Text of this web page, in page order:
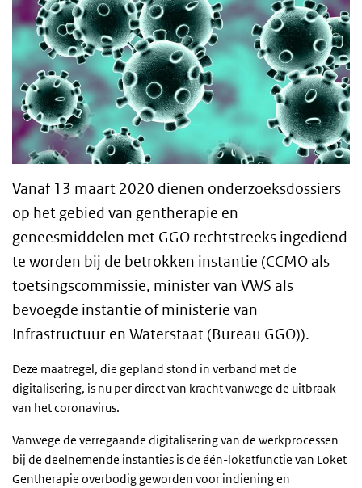
Vanaf 13 maart 2020 dienen onderzoeksdossiers
op het gebied van gentherapie en
geneesmiddelen met GGO rechtstreeks ingediend
te worden bij de betrokken instantie (CCMO als
toetsingscommissie, minister van VWS als
bevoegde instantie of ministerie van
Infrastructuur en Waterstaat (Bureau GGO)).
Deze maatregel, die gepland stond in verband met de
digitalisering, is nu per direct van kracht vanwege de uitbraak
van het coronavirus.
Vanwege de verregaande digitalisering van de werkprocessen
bij de deelnemende instanties is de één-loketfunctie van Loket
Gentherapie overbodig geworden voor indiening en